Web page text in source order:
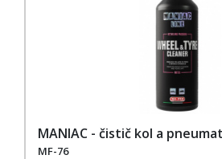
MANIAC - čistič kol a
MF-76